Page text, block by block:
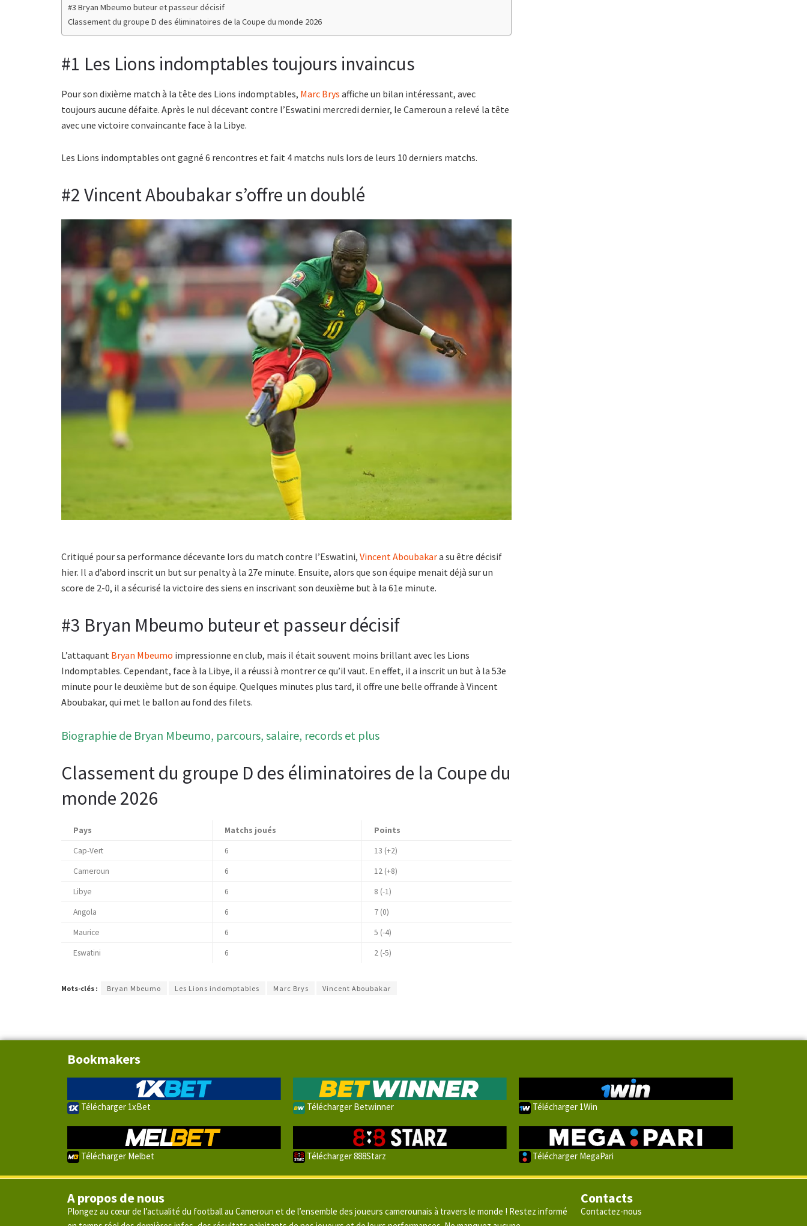
#3 Bryan Mbeumo buteur et passeur décisif
Classement du groupe D des éliminatoires de la Coupe du monde 2026
#1 Les Lions indomptables toujours invaincus
Pour son dixième match à la tête des Lions indomptables, Marc Brys affiche un bilan intéressant, avec
toujours aucune défaite. Après le nul décevant contre l’Eswatini mercredi dernier, le Cameroun a relevé la tête
avec une victoire convaincante face à la Libye.
Les Lions indomptables ont gagné 6 rencontres et fait 4 matchs nuls lors de leurs 10 derniers matchs.
#2 Vincent Aboubakar s’offre un doublé
Critiqué pour sa performance décevante lors du match contre l’Eswatini, Vincent Aboubakara su être décisif
hier. Il a d’abord inscrit un but sur penalty à la 27e minute. Ensuite, alors que son équipe menait déjà sur un
score de 2-0, il a sécurisé la victoire des siens en inscrivant son deuxième but à la 61e minute.
#3 Bryan Mbeumo buteur et passeur décisif
L’attaquant Bryan Mbeumo impressionne en club, mais il était souvent moins brillant avec les Lions
Indomptables. Cependant, face à la Libye, il a réussi à montrer ce qu’il vaut. En effet, il a inscrit un but à la 53e
minute pour le deuxième but de son équipe. Quelques minutes plus tard, il offre une belle offrande à Vincent
Aboubakar, qui met le ballon au fond des filets.
Biographie de Bryan Mbeumo, parcours, salaire, records et plus
Classement du groupe D des éliminatoires de la Coupe du
monde 2026
Pays Matchs joués
Points
Cap-Vert
6
13 (+2)
Cameroun
6
12 (+8)
Libye
6
8 (-1)
Angola
6
7 (0)
Maurice
6
5 (-4)
Eswatini
6 2 (-5)
Mots-clés : Bryan Mbeumo Les Lions indomptables Marc Brys Vincent Aboubakar
Bookmakers
Télécharger 1xBet Télécharger Betwinner Télécharger 1Win
Télécharger Melbet Télécharger 888Starz Télécharger MegaPari
A propos de nous
Plongez au cœur de l’actualité du football au Cameroun et de l’ensemble des joueurs camerounais à travers le monde ! Restez informé
Contacts
Contactez-nous